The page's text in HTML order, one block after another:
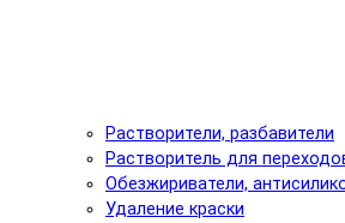
Растворители, разбавители
Растворитель для
Обезжириватели,
Удаление краски